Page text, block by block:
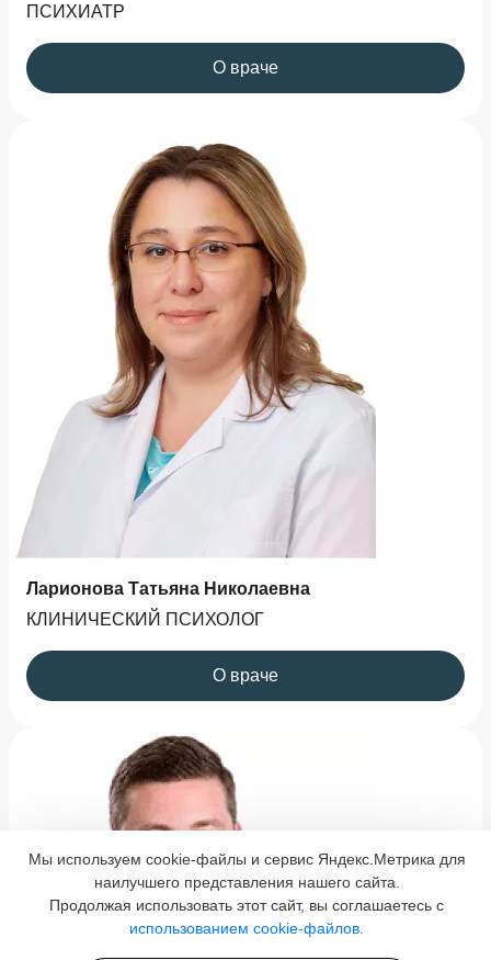
ПСИХИАТР
О враче
Ларионова Татьяна Николаевна
КЛИНИЧЕСКИЙ ПСИХОЛОГ
О враче
Мы используем cookie-файлы и сервис Яндекс.Метрика для
наилучшего представления нашего сайта.
Продолжая использовать этот сайт, вы соглашаетесь с
использованием cookie-файлов.